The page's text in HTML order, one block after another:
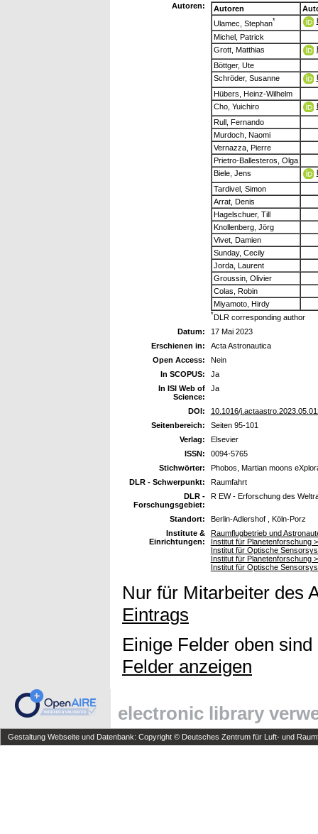
Autoren:
Autoren
Ulamec, Stephan*
Michel, Patrick
Grott, Matthias
Böttger, Ute
Schröder, Susanne
Hübers, Heinz-Wilhelm
Cho, Yuichiro
Rull, Fernando
Murdoch, Naomi
Vernazza, Pierre
Prietro-Ballesteros, Olga
Biele, Jens
Tardivel, Simon
Arrat, Denis
Hagelschuer, Till
Knollenberg, Jörg
Vivet, Damien
Sunday, Cecily
Jorda, Laurent
Groussin, Olivier
Colas, Robin
Miyamoto, Hirdy
*DLR corresponding author
Datum:
17 Mai 2023
Erschienen in:
Acta Astronautica
Open Access:
Nein
In SCOPUS:
Ja
In ISI Web of
Science:
Ja
DOI:
10.1016/
Seitenbereich:
Seiten 95-101
Verlag:
Elsevier
ISSN:
0094-5765
Stichwörter:
Phobos, Martian moons
DLR - Schwerpunkt:
Raumfahrt
DLR -
Forschungsgebiet:
R EW - Erforschung des
Standort:
Berlin-Adlershof , Köln-Porz
Institute &
Einrichtungen:
Raumflugbetrieb und
Institut für Planetenforschung
Institut für Optische
Institut für Planetenforschung
Institut für Optische
Nur für Mitarbeiter des
Eintrags
Einige Felder oben
Felder anzeigen
electronic library
Gestaltung Webseite und Datenbank: Copyright © Deutsches Zentrum für Luft- und